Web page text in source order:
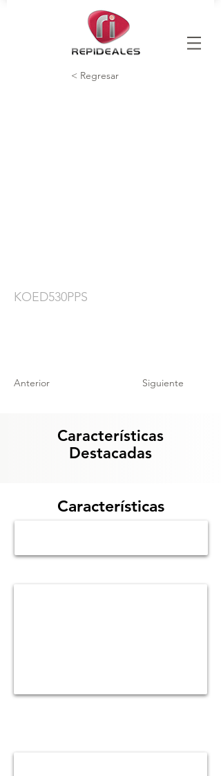
< Regresar
KOED530PPS
Anterior Siguiente
Características
Destacadas
Características